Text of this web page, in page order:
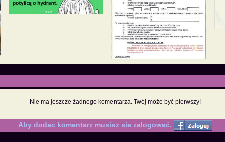
Nie ma jeszcze żadnego komentarza. Twój może być pierwszy!
Aby dodac komentarz musisz sie zalogować.